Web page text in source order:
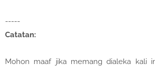
-----
Catatan:
Mohon maaf jika memang dialeka kali